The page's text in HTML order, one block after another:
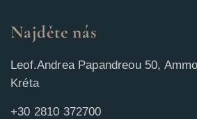
Najděte nás
Leof.Andrea Papandreou 50,
Kréta
+30 2810 372700